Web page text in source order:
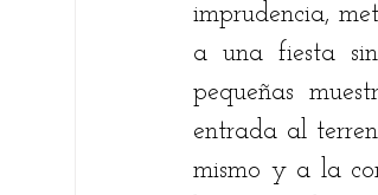
imprudencia,
a una fiesta
pequeñas
entrada al
mismo y a la